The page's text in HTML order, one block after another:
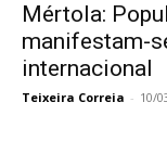
Mértola:
manifestam-
internacional
Teixeira Correia - 10/